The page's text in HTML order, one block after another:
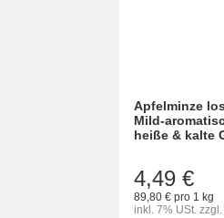
Apfelminze
Mild-
heiße & kalte
4,49 €
89,80 € pro 1 kg
inkl. 7% USt. zzgl.